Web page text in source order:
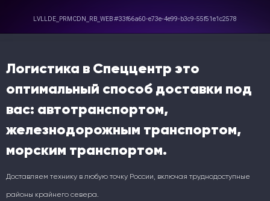
Логистика в Спеццентр это
оптимальный способ доставки под
вас: автотранспортом,
железнодорожным транспортом,
морским транспортом.
Доставляем технику в любую точку России, включая труднодоступные
районы крайнего севера.